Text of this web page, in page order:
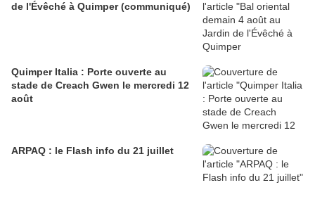
de l'Évêché à Quimper (communiqué)
Quimper Italia : Porte ouverte au
stade de Creach Gwen le mercredi 12
août
ARPAQ : le Flash info du 21 juillet